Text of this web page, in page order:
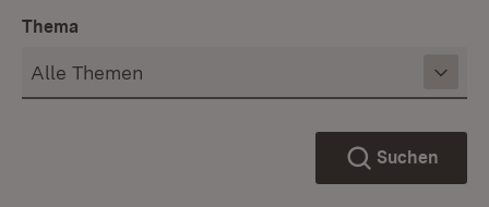
Thema
Suchen